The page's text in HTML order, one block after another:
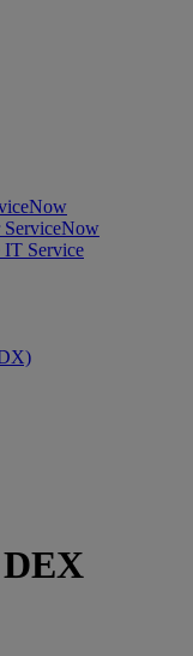
ServiceNow
IT Service
DEX